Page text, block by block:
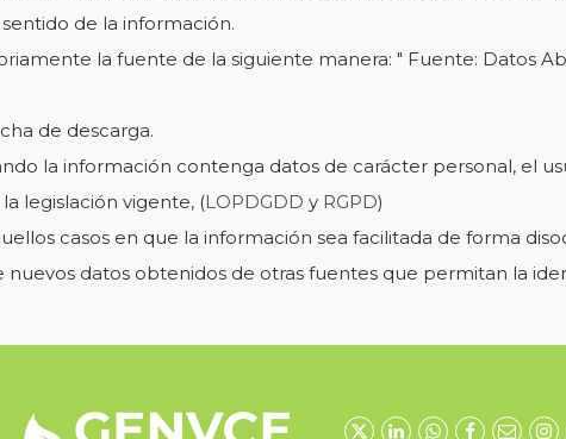
de la información.
la fuente de la siguiente manera: " Fuente: Datos
de descarga.
la información contenga datos de carácter personal, el
legislación vigente, (LOPDGDD y RGPD)
casos en que la información sea facilitada de forma
datos obtenidos de otras fuentes que permitan la